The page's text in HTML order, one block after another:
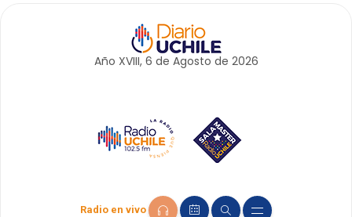
Año XVIII, 6 de Agosto de 2026
Radio en vivo